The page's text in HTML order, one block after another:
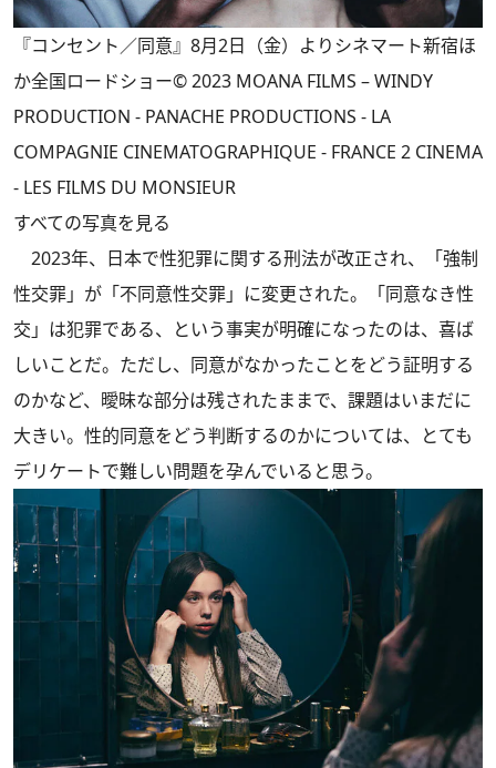
『コンセント／同意』8月2日（金）よりシネマート新宿ほ
か全国ロードショー© 2023 MOANA FILMS – WINDY
PRODUCTION - PANACHE PRODUCTIONS - LA
COMPAGNIE CINEMATOGRAPHIQUE - FRANCE 2 CINEMA
- LES FILMS DU MONSIEUR
すべての写真を見る
2023年、日本で性犯罪に関する刑法が改正され、「強制
性交罪」が「不同意性交罪」に変更された。「同意なき性
交」は犯罪である、という事実が明確になったのは、喜ば
しいことだ。ただし、同意がなかったことをどう証明する
のかなど、曖昧な部分は残されたままで、課題はいまだに
大きい。性的同意をどう判断するのかについては、とても
デリケートで難しい問題を孕んでいると思う。